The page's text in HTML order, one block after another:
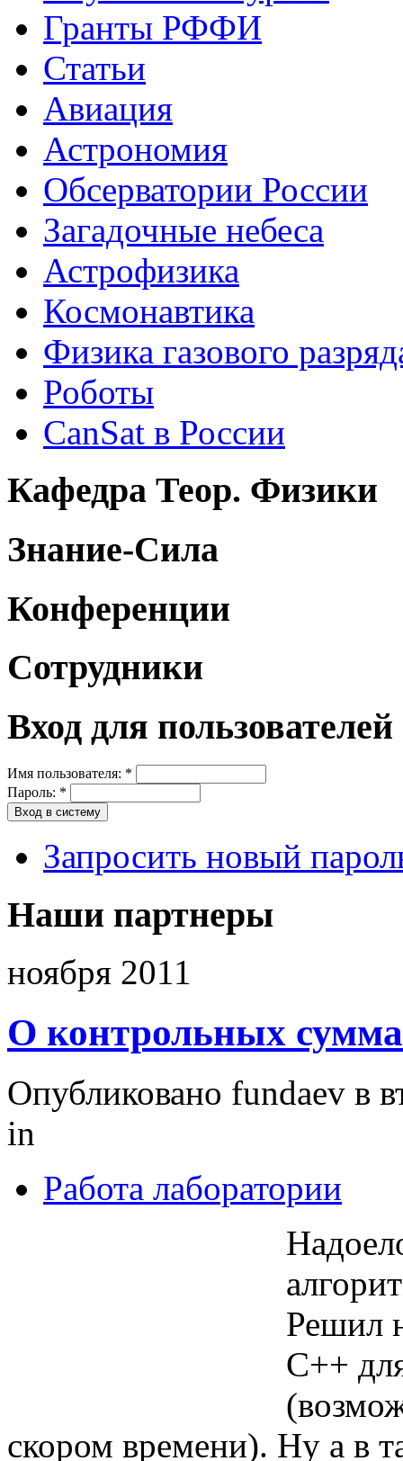
Гранты РФФИ
Статьи
Авиация
Астрономия
Обсерватории России
Загадочные небеса
Астрофизика
Космонавтика
Физика газового
Роботы
CanSat в России
Кафедра Теор. Физики
Знание-Сила
Конференции
Сотрудники
Вход для пользователей
Имя пользователя: *
Пароль: *
Запросить новый
Наши партнеры
ноября 2011
О контрольных
Опубликовано fundaev в
in
Работа лаборатории
Решил
C++
скором времени). Ну а в